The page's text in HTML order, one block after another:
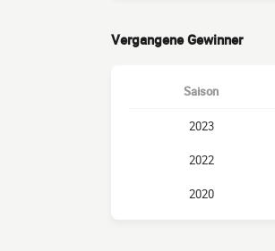
Vergangene Gewinner
Saison
2023
2022
2020